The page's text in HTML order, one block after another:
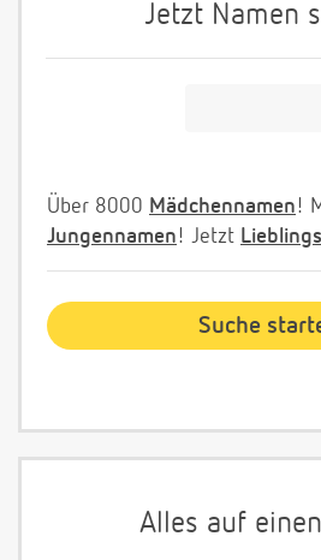
Jetzt Namen
Über 8000 Mädchennamen!
Jungennamen! Jetzt
Alles auf